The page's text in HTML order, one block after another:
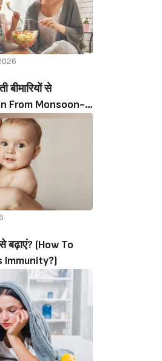
बीमारियों से
From Monsoon-
बढ़ाएं? (How To
Immunity?)